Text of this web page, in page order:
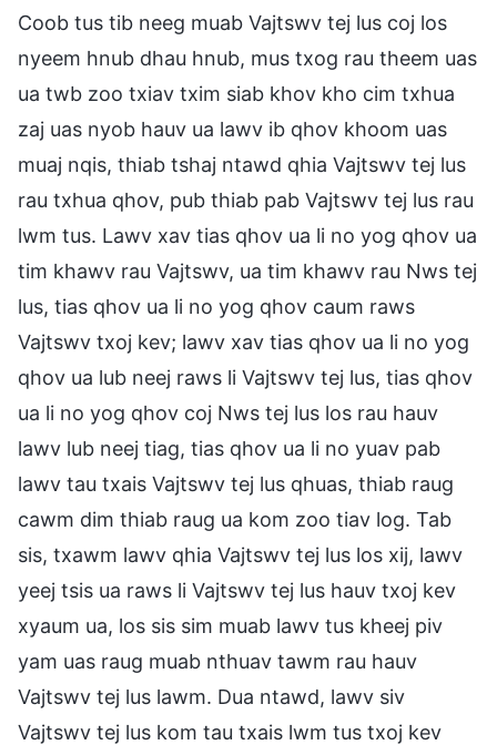
Coob tus tib neeg muab Vajtswv tej lus coj los
nyeem hnub dhau hnub, mus txog rau theem uas
ua twb zoo txiav txim siab khov kho cim txhua
zaj uas nyob hauv ua lawv ib qhov khoom uas
muaj nqis, thiab tshaj ntawd qhia Vajtswv tej lus
rau txhua qhov, pub thiab pab Vajtswv tej lus rau
lwm tus. Lawv xav tias qhov ua li no yog qhov ua
tim khawv rau Vajtswv, ua tim khawv rau Nws tej
lus, tias qhov ua li no yog qhov caum raws
Vajtswv txoj kev; lawv xav tias qhov ua li no yog
qhov ua lub neej raws li Vajtswv tej lus, tias qhov
ua li no yog qhov coj Nws tej lus los rau hauv
lawv lub neej tiag, tias qhov ua li no yuav pab
lawv tau txais Vajtswv tej lus qhuas, thiab raug
cawm dim thiab raug ua kom zoo tiav log. Tab
sis, txawm lawv qhia Vajtswv tej lus los xij, lawv
yeej tsis ua raws li Vajtswv tej lus hauv txoj kev
xyaum ua, los sis sim muab lawv tus kheej piv
yam uas raug muab nthuav tawm rau hauv
Vajtswv tej lus lawm. Dua ntawd, lawv siv
Vajtswv tej lus kom tau txais lwm tus txoj kev